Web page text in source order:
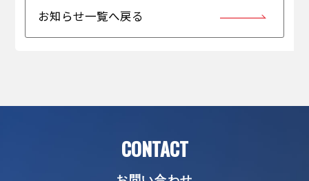
お知らせ一覧へ戻る
CONTACT